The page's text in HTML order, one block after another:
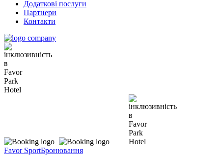
Додаткові послуги
Партнери
Контакти
Favor SportБронювання